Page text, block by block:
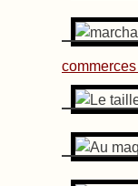
commerces